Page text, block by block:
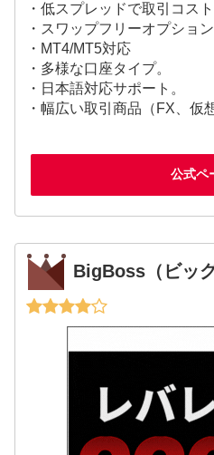
・低スプレッドで取引コス
・スワップフリーオプショ
・MT4/MT5対応
・多様な口座タイプ。
・日本語対応サポート。
・幅広い取引商品（FX、仮
公式ペ
BigBoss（ビッグ